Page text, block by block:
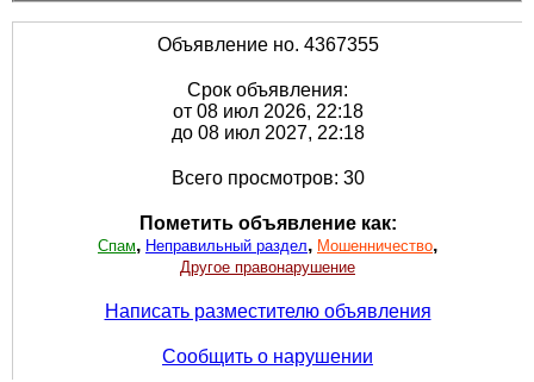
Объявление но. 4367355
Срок объявления:
от 08 июл 2026, 22:18
до 08 июл 2027, 22:18
Всего просмотров: 30
Пометить объявление как:
Спам, Неправильный раздел, Мошенничество,
Другое правонарушение
Написать разместителю объявления
Сообщить о нарушении